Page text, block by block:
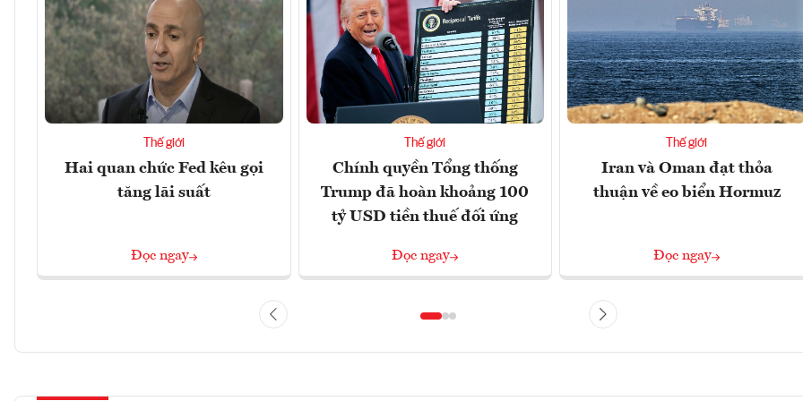
Thế giới
Hai quan chức Fed kêu gọi
tăng lãi suất
Đọc ngay
Thế giới
Chính quyền Tổng thống
Trump đã hoàn khoảng 100
tỷ USD tiền thuế đối ứng
Đọc ngay
Thế giới
Iran và Oman đạt thỏa
thuận về eo biển Hormuz
Đọc ngay